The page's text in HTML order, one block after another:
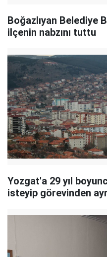
Boğazlıyan Belediye
ilçenin nabzını tuttu
Yozgat'a 29 yıl
isteyip görevinden